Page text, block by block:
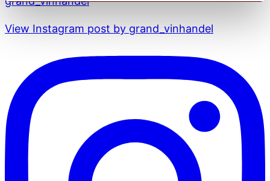
View Instagram post by grand_vinhandel